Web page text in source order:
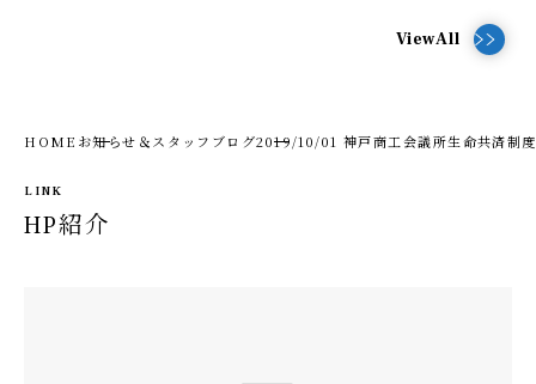
ViewAll
HOME お知らせ＆スタッフブログ2019/10/01 神戸商工会議所生命共済制
LINK
HP紹介